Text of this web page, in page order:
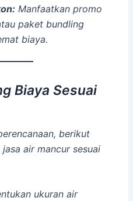
Manfaatkan promo
paket bundling
biaya.
Biaya Sesuai
berikut
air mancur sesuai
ukuran air